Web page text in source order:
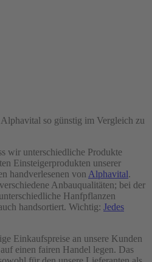
so günstig im Vergleich zu
wir unterschiedliche Produkte
Einsteigerprodukten unserer
handverlesenen von Alphavital.
Anbauqualitäten; bei der
Hanfpflanzen
handsortiert. Wichtig: Jedes
Einkaufspreise an unsere Kunden
einen fairen Handel legen. Das